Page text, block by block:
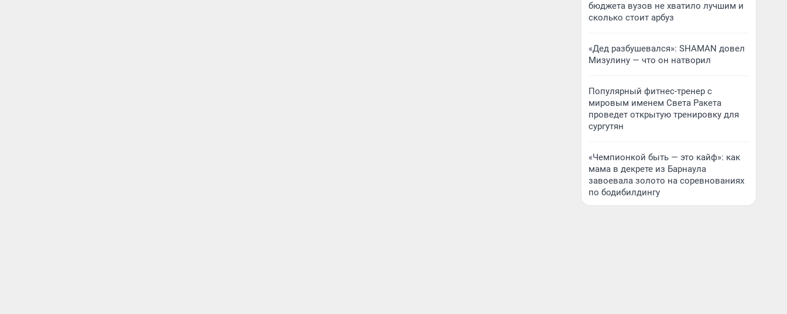
бюджета вузов не хватило лучшим и
сколько стоит арбуз
«Дед разбушевался»: SHAMAN довел
Мизулину — что он натворил
Популярный фитнес-тренер с
мировым именем Света Ракета
проведет открытую тренировку для
сургутян
«Чемпионкой быть — это кайф»: как
мама в декрете из Барнаула
завоевала золото на соревнованиях
по бодибилдингу